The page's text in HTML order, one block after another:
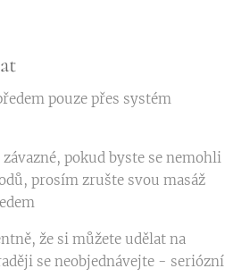
pouze přes systém
pokud byste se nemohli
prosím zrušte svou masáž
že si můžete udělat na
se neobjednávejte - seriózní